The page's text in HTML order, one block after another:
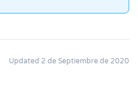
Updated 2 de Septiembre de 2020